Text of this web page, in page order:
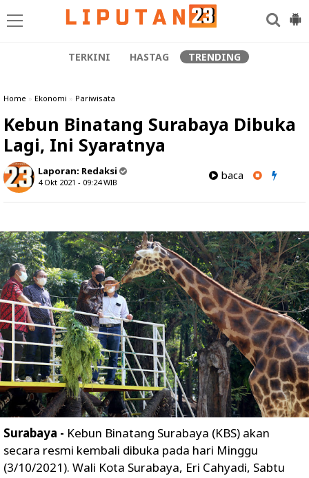
TERKINI HASTAG TRENDING
Home » Ekonomi » Pariwisata
Kebun Binatang Surabaya Dibuka
Lagi, Ini Syaratnya
Laporan: Redaksi
4 Okt 2021 - 09:24WIB
baca
Surabaya - Kebun Binatang Surabaya (KBS) akan
secara resmi kembali dibuka pada hari Minggu
(3/10/2021). Wali Kota Surabaya, Eri Cahyadi, Sabtu